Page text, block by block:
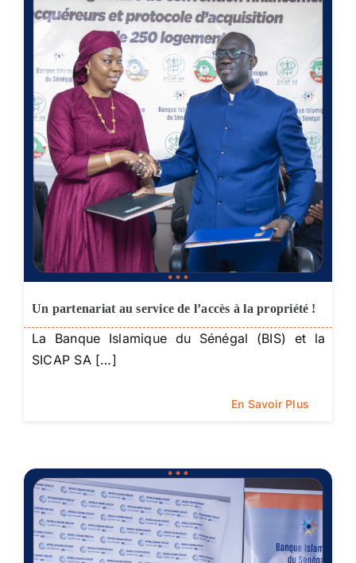
Diaspora
Entreprises
Carrière
Un partenariat au service de l’accès à la propriété !
La Banque Islamique du Sénégal (BIS) et la
SICAP SA […]
En Savoir Plus